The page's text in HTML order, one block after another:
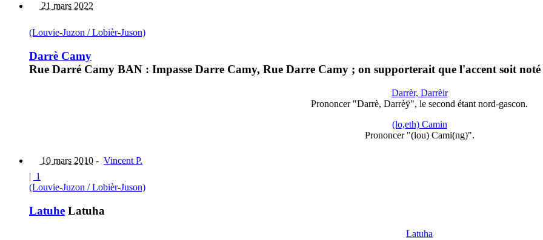
21 mars 2022
(Louvie-Juzon / Lobièr-Juson)
Darrè Camy
Rue Darré Camy BAN : Impasse Darre Camy, Rue Darre Camy ; on supporterait que l'accent soit
Darrèr, Darrèir
Prononcer "Darrè, Darrèÿ", le second étant nord-gascon.
(lo,eth) Camin
Prononcer "(lou) Cami(ng)".
10 mars 2010 - Vincent P.
| 1
(Louvie-Juzon / Lobièr-Juson)
Latuhe Latuha
Latuha